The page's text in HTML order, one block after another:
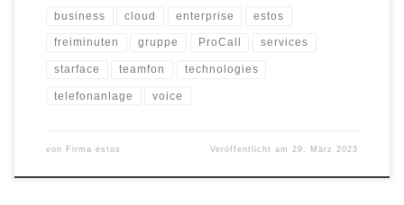
business cloud enterprise estos
freiminuten gruppe ProCall services
starface teamfon technologies
telefonanlage voice
von Firma estos Veröffentlicht am 29. März 2023